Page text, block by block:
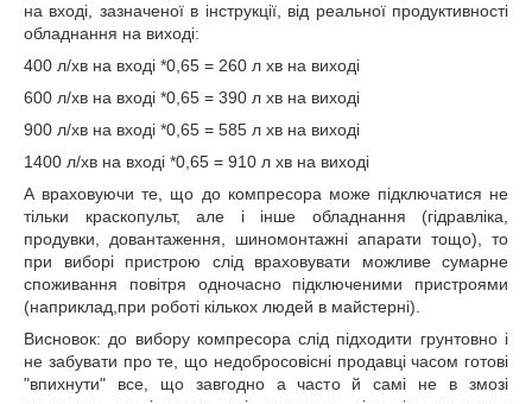
на вході, зазначеної в інструкції, від реальної продуктивності
обладнання на виході:
400 л/хв на вході *0,65 = 260 л хв на виході
600 л/хв на вході *0,65 = 390 л хв на виході
900 л/хв на вході *0,65 = 585 л хв на виході
1400 л/хв на вході *0,65 = 910 л хв на виході
А враховуючи те, що до компресора може підключатися не
тільки краскопульт, але і інше обладнання (гідравліка,
продувки, довантаження, шиномонтажні апарати тощо), то
при виборі пристрою слід враховувати можливе сумарне
споживання повітря одночасно підключеними пристроями
(наприклад,при роботі кількох людей в майстерні).
Висновок: до вибору компресора слід підходити грунтовно і
не забувати про те, що недобросовісні продавці часом готові
"впихнути" все, що завгодно а часто й самі не в змозі